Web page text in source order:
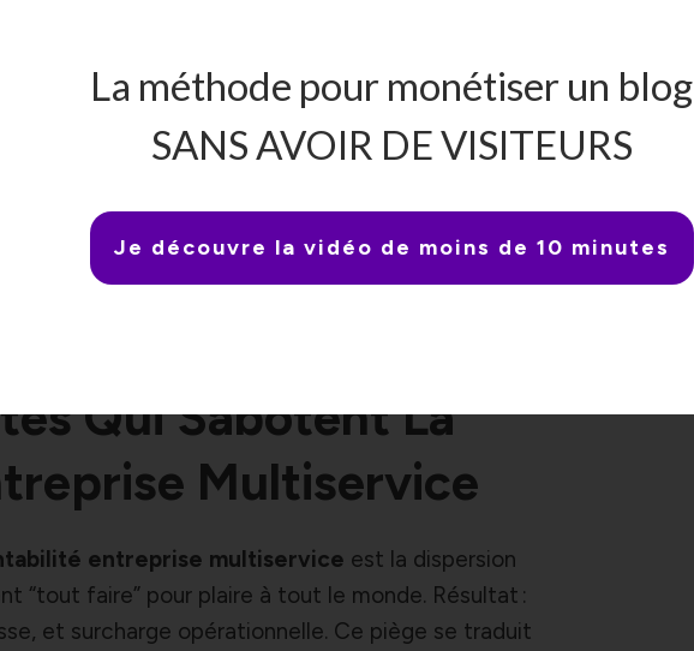
de remplissage des plannings. Moins de temps
levier caché. Votre objectif n’est pas de travailler
mesurable.
multiservice performante mise sur la fidélisation
fidèle coûte jusqu’à cinq fois moins cher à
surle site d’analyse de données marketing
ou de maintenance préventive, vous créez un flux
Ce mécanisme transforme vos profits en puissance
financière.
Qui Sabotent La
Multiservice
entreprise multiservice est la dispersion
“tout faire” pour plaire à tout le monde. Résultat :
et surcharge opérationnelle. Ce piège se traduit
La méthode pour monétiser un blog
SANS AVOIR DE VISITEURS
Je découvre la vidéo de moins de 10 minutes